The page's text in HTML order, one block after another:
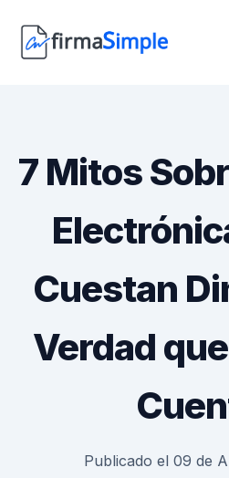
7 Mitos
Cuestan
Verdad
Publicado el 09 de